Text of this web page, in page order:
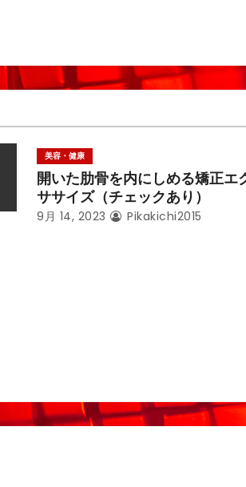
美容・健康
開いた肋骨を内にしめる矯正エ
ササイズ（チェックあり）
9月 14, 2023 Pikakichi2015